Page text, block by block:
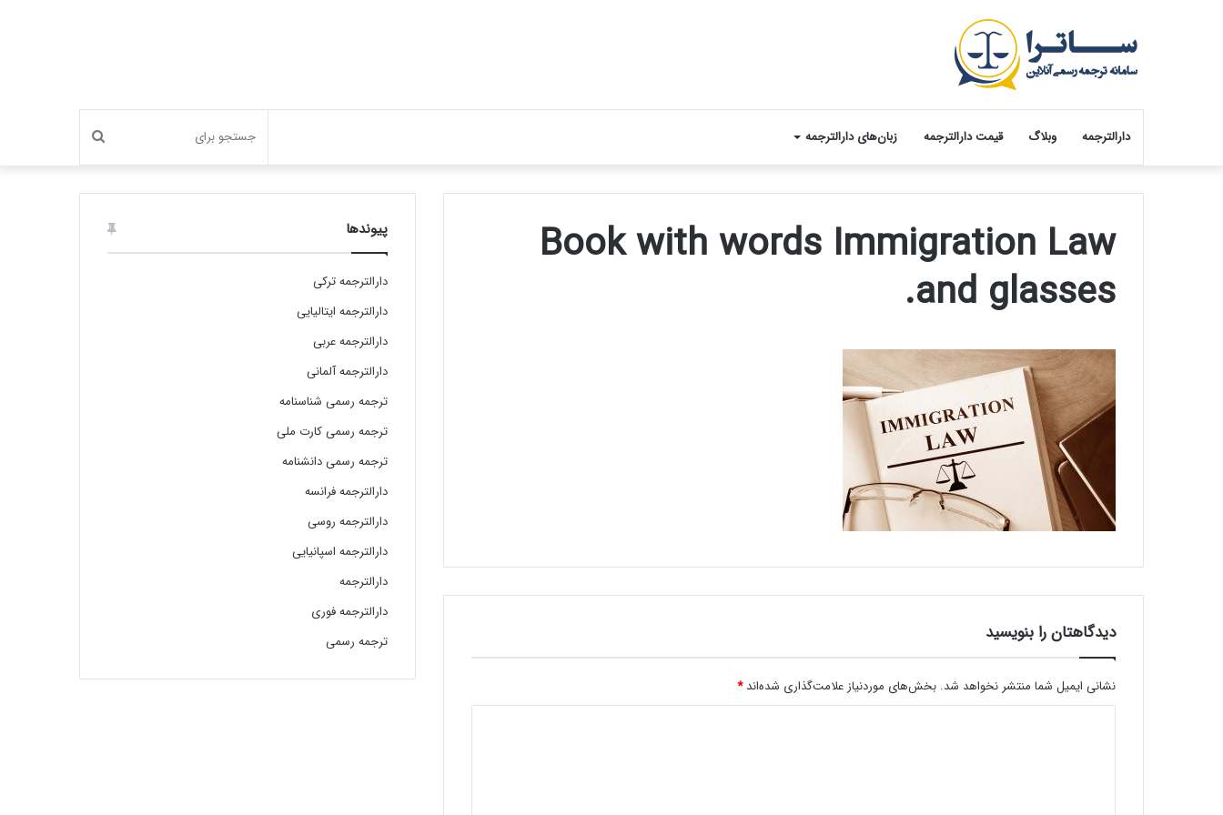
دارالترجمه وبلاگ قیمت دارالترجمه زبان‌های دارالترجمه جستجو
برای
Book with words Immigration Law
and glasses.
دیدگاهتان را بنویسید
نشانی ایمیل شما منتشر نخواهد شد. بخش‌های موردنیاز علامت‌گذاری شده‌اند*
پیوندها
دارالترجمه ترکی
دارالترجمه ایتالیایی
دارالترجمه عربی
دارالترجمه آلمانی
ترجمه رسمی شناسنامه
ترجمه رسمی کارت ملی
ترجمه رسمی دانشنامه
دارالترجمه فرانسه
دارالترجمه روسی
دارالترجمه اسپانیایی
دارالترجمه
دارالترجمه فوری
ترجمه رسمی